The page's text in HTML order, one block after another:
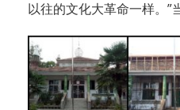
以往的文化大革命一样。”